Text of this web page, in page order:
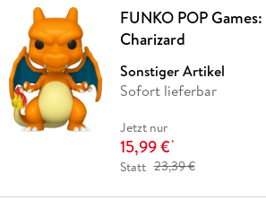
FUNKO POP
Charizard
Sonstiger Artikel
Sofort lieferbar
Jetzt nur
15,99 €*
Statt 23,39 €